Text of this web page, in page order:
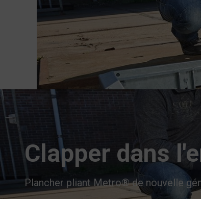
Clapper dans
Plancher pliant Metro® de nouvelle